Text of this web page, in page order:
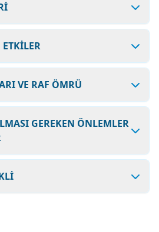
VE RAF ÖMRÜ
GEREKEN ÖNLEMLER